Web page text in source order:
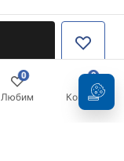
0
Любим
0
Кошница